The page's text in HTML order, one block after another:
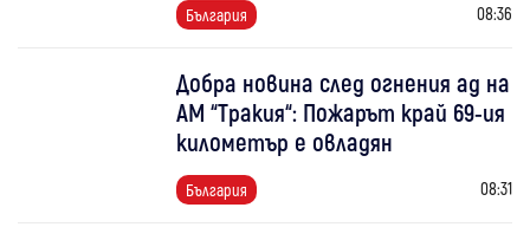
България 08:36
Добра новина след огнения ад на
АМ “Тракия“: Пожарът край 69-ия
километър е овладян
България 08:31